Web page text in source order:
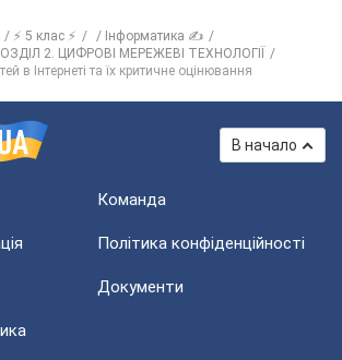
⚡ 5 клас ⚡
Інформатика ✍
2. ЦИФРОВІ МЕРЕЖЕВІ ТЕХНОЛОГІЇ
в Інтернеті та їх критичне оцінювання
В начало
Команда
Політика конфіденційності
Документи